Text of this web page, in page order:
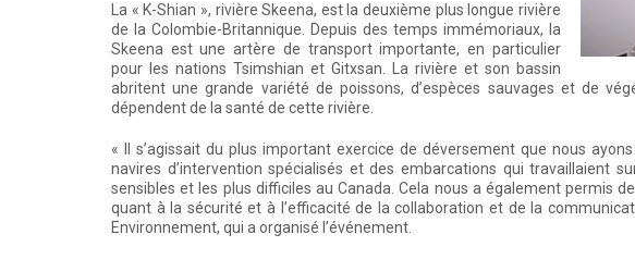
La « K-Shian », rivière Skeena, est la deuxième plus longue rivière
de la Colombie-Britannique. Depuis des temps immémoriaux, la
Skeena est une artère de transport importante, en particulier
pour les nations Tsimshian et Gitxsan. La rivière et son bassin
abritent une grande variété de poissons, d’espèces sauvages et de
dépendent de la santé de cette rivière.
« Il s’agissait du plus important exercice de déversement que nous
navires d’intervention spécialisés et des embarcations qui travaillaient
sensibles et les plus difficiles au Canada. Cela nous a également permis
quant à la sécurité et à l’efficacité de la collaboration et de la
Environnement, qui a organisé l’événement.